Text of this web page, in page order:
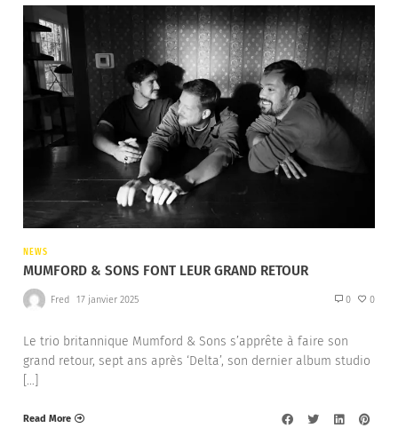
NEWS
MUMFORD & SONS FONT LEUR GRAND RETOUR
Fred 17 janvier 2025 0 0
Le trio britannique Mumford & Sons s’apprête à faire son
grand retour, sept ans après ‘Delta’, son dernier album studio
[…]
Read More